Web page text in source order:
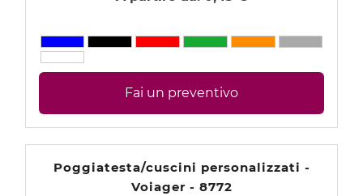
Fai un preventivo
Poggiatesta/cuscini personalizzati -
Voiager - 8772